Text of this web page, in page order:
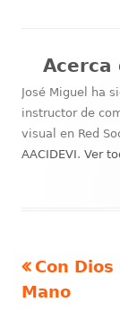
Acerca
José Miguel ha
instructor de
visual en Red
AACIDEVI. Ver
Artículo
anterior
Con Dios
Mano